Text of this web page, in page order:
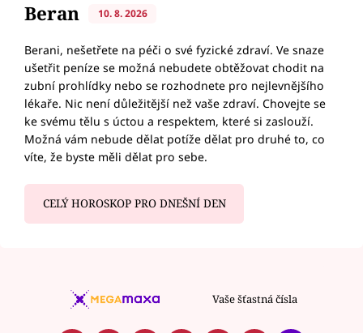
Beran 10. 8. 2026
Berani, nešetřete na péči o své fyzické zdraví. Ve snaze
ušetřit peníze se možná nebudete obtěžovat chodit na
zubní prohlídky nebo se rozhodnete pro nejlevnějšího
lékaře. Nic není důležitější než vaše zdraví. Chovejte se
ke svému tělu s úctou a respektem, které si zaslouží.
Možná vám nebude dělat potíže dělat pro druhé to, co
víte, že byste měli dělat pro sebe.
CELÝ HOROSKOP PRO DNEŠNÍ DEN
Vaše šťastná čísla